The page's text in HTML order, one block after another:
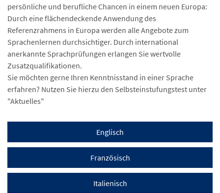
persönliche und berufliche Chancen in einem neuen Europa:
Durch eine flächendeckende Anwendung des
Referenzrahmens in Europa werden alle Angebote zum
Sprachenlernen durchsichtiger. Durch international
anerkannte Sprachprüfungen erlangen Sie wertvolle
Zusatzqualifikationen.
Sie möchten gerne Ihren Kenntnisstand in einer Sprache
erfahren? Nutzen Sie hierzu den Selbsteinstufungstest unter
"Aktuelles"
Englisch
Französisch
Italienisch